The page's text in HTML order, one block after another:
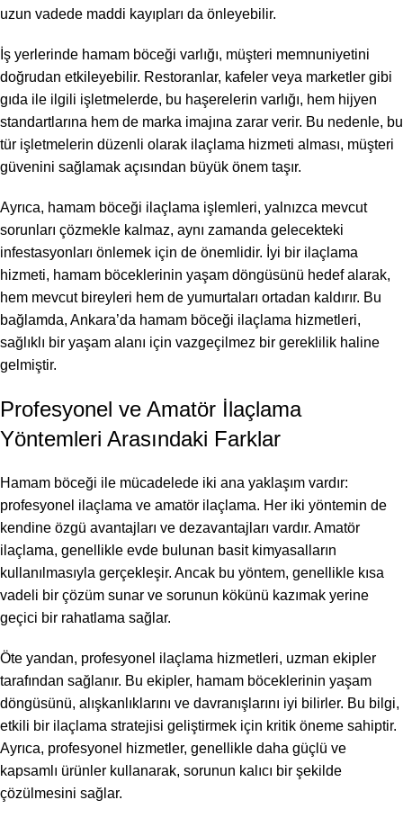
uzun vadede maddi kayıpları da önleyebilir.
İş yerlerinde hamam böceği varlığı, müşteri memnuniyetini
doğrudan etkileyebilir. Restoranlar, kafeler veya marketler gibi
gıda ile ilgili işletmelerde, bu haşerelerin varlığı, hem hijyen
standartlarına hem de marka imajına zarar verir. Bu nedenle, bu
tür işletmelerin düzenli olarak ilaçlama hizmeti alması, müşteri
güvenini sağlamak açısından büyük önem taşır.
Ayrıca, hamam böceği ilaçlama işlemleri, yalnızca mevcut
sorunları çözmekle kalmaz, aynı zamanda gelecekteki
infestasyonları önlemek için de önemlidir. İyi bir ilaçlama
hizmeti, hamam böceklerinin yaşam döngüsünü hedef alarak,
hem mevcut bireyleri hem de yumurtaları ortadan kaldırır. Bu
bağlamda, Ankara’da hamam böceği ilaçlama hizmetleri,
sağlıklı bir yaşam alanı için vazgeçilmez bir gereklilik haline
gelmiştir.
Profesyonel ve Amatör İlaçlama
Yöntemleri Arasındaki Farklar
Hamam böceği ile mücadelede iki ana yaklaşım vardır:
profesyonel ilaçlama ve amatör ilaçlama. Her iki yöntemin de
kendine özgü avantajları ve dezavantajları vardır. Amatör
ilaçlama, genellikle evde bulunan basit kimyasalların
kullanılmasıyla gerçekleşir. Ancak bu yöntem, genellikle kısa
vadeli bir çözüm sunar ve sorunun kökünü kazımak yerine
geçici bir rahatlama sağlar.
Öte yandan, profesyonel ilaçlama hizmetleri, uzman ekipler
tarafından sağlanır. Bu ekipler, hamam böceklerinin yaşam
döngüsünü, alışkanlıklarını ve davranışlarını iyi bilirler. Bu bilgi,
etkili bir ilaçlama stratejisi geliştirmek için kritik öneme sahiptir.
Ayrıca, profesyonel hizmetler, genellikle daha güçlü ve
kapsamlı ürünler kullanarak, sorunun kalıcı bir şekilde
çözülmesini sağlar.